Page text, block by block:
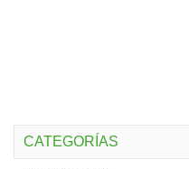
CATEGORÍAS